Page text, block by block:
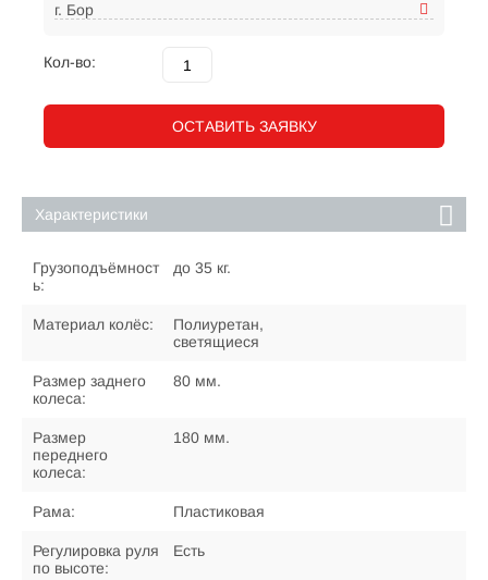
г. Бор
Кол-во:
ОСТАВИТЬ ЗАЯВКУ
Характеристики
Грузоподъёмност
ь:
до 35 кг.
Материал колёс:
Полиуретан,
светящиеся
Размер заднего
колеса:
80 мм.
Размер
переднего
колеса:
180 мм.
Рама: Пластиковая
Регулировка руля
по высоте:
Есть